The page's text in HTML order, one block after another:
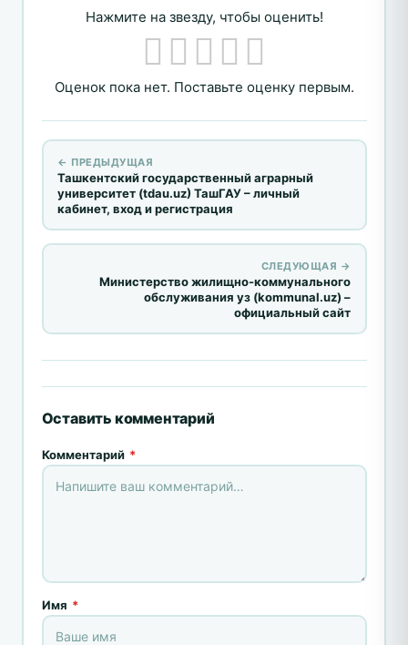
Нажмите на звезду, чтобы оценить!
Оценок пока нет. Поставьте оценку первым.
← ПРЕДЫДУЩАЯ
Ташкентский государственный аграрный
университет (tdau.uz) ТашГАУ – личный
кабинет, вход и регистрация
СЛЕДУЮЩАЯ →
Министерство жилищно-коммунального
обслуживания уз (kommunal.uz) –
официальный сайт
Оставить комментарий
Комментарий *
Имя *